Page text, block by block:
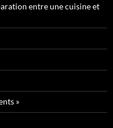
entre une cuisine et
»